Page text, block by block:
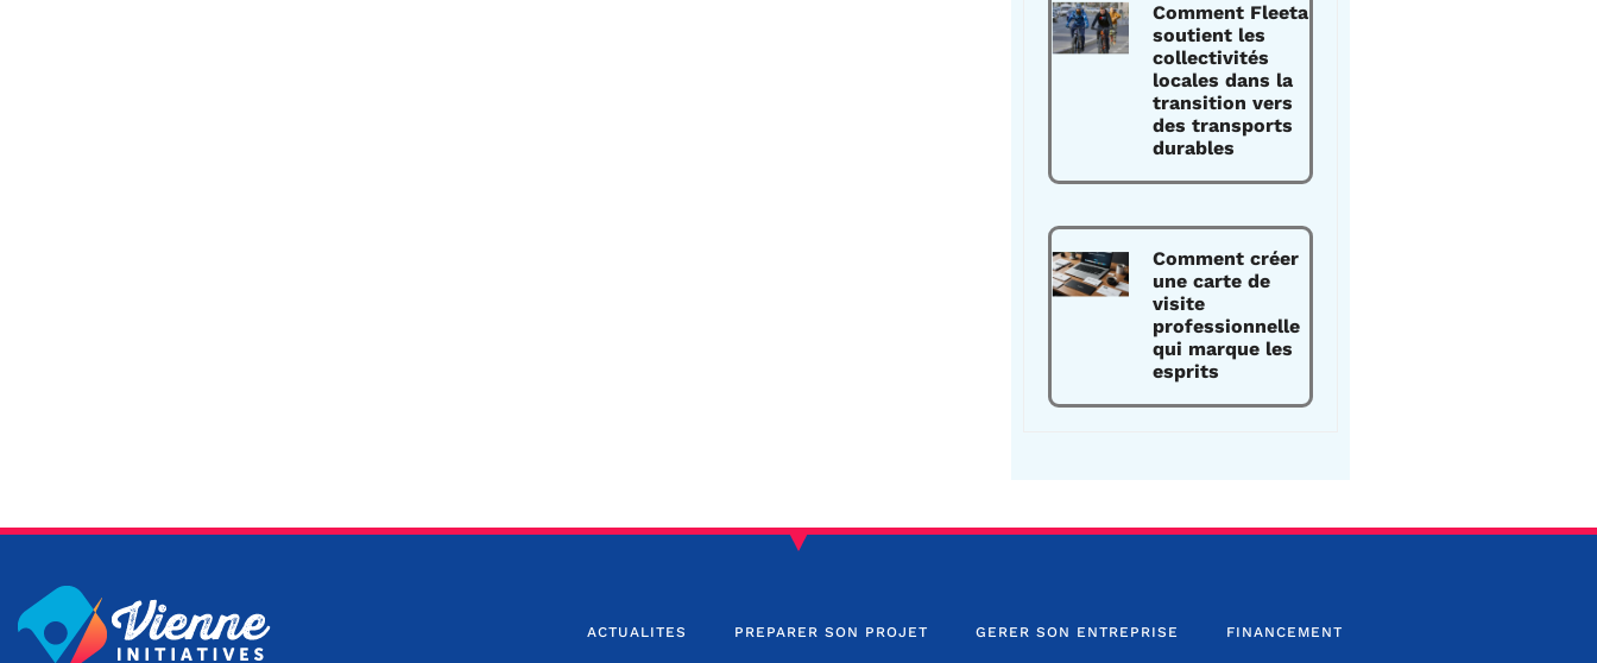
Comment Fleeta
soutient les
collectivités
locales dans la
transition vers
des transports
durables
Comment créer
une carte de
visite
professionnelle
qui marque les
esprits
ACTUALITES PREPARER SON PROJET GERER SON ENTREPRISE FINANCEMENT